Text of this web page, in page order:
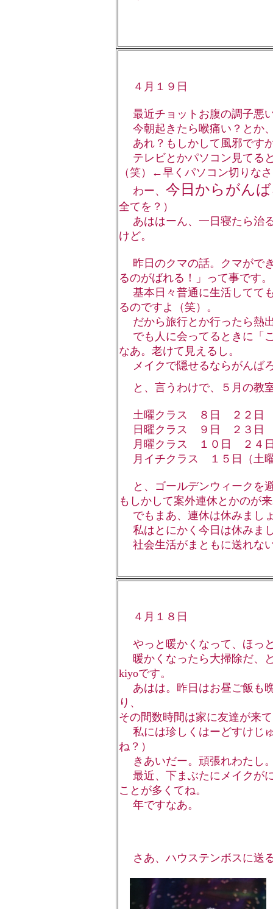
４月１９日
最近チョットお腹の調子悪
今朝起きたら喉痛い？とか
あれ？もしかして風邪です
テレビとかパソコン見てる
（笑）←早くパソコン切りな
わー、 今日からがん
全てを？）
あははーん、一日寝たら治
けど。
昨日のクマの話。クマがで
るのがばれる！」って事です。
基本日々普通に生活してて
るのですよ（笑）。
だから旅行とか行ったら熱
でも人に会ってるときに「
なあ。老けて見えるし。
メイクで隠せるならがんば
と、言うわけで、５月の教
土曜クラス ８日 ２２日
日曜クラス ９日 ２３日
月曜クラス １０日 ２４日
月イチクラス １５日（土
と、ゴールデンウィークを
もしかして案外連休とかのが
でもまあ、連休は休みまし
私はとにかく今日は休みま
社会生活がまともに送れな
４月１８日
やっと暖かくなって、ほっ
暖かくなったら大掃除だ、
kiyoです。
あはは。昨日はお昼ご飯も
り、
その間数時間は家に友達が来
私には珍しくはーどすけじ
ね？）
きあいだー。頑張れわたし
最近、下まぶたにメイクが
ことが多くてね。
年ですなあ。
さあ、ハウステンボスに送